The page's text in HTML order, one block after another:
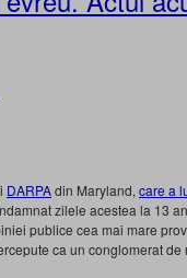
DARPAdin Maryland, care a
zilele acestea la 13
publice cea mai mare
ca un conglomerat